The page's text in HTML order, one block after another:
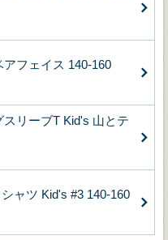
フェイス 140-160
リーブT Kid's 山とテ
ャツ Kid's #3 140-160